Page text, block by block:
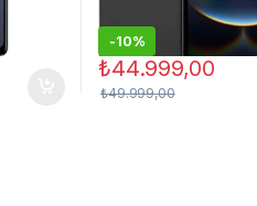
-10%
₺44.999,00
₺49.999,00